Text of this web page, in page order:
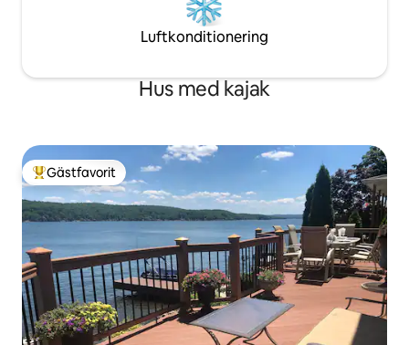
Luftkonditionering
Hus med kajak
Populär gästfavorit
Gästfavorit